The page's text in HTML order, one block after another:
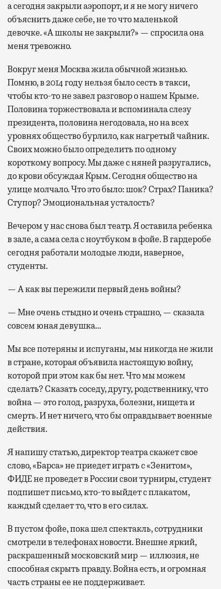
а сегодня закрыли аэропорт, и я не могу ничего
объяснить даже себе, не то что маленькой
девочке. «А школы не закрыли?» — спросила она
меня тревожно.
Вокруг меня Москва жила обычной жизнью.
Помню, в 2014 году нельзя было сесть в такси,
чтобы кто-то не завел разговор о нашем Крыме.
Половина торжествовала и вспоминала слезу
президента, половина негодовала, но на всех
уровнях общество бурлило, как нагретый чайник.
Своих можно было определить по одному
короткому вопросу. Мы даже с няней разругались,
до крови обсуждая Крым. Сегодня общество на
улице молчало. Что это было: шок? Страх? Паника?
Ступор? Эмоциональная усталость?
Вечером у нас снова был театр. Я оставила ребенка
в зале, а сама села с ноутбуком в фойе. В гардеробе
сегодня работали молодые люди, наверное,
студенты.
— А как вы пережили первый день войны?
— Мне очень стыдно и очень страшно, — сказала
совсем юная девушка…
Мы все потеряны и испуганы, мы никогда не жили
в стране, которая объявила настоящую войну,
которой при этом как бы нет. Что мы можем
сделать? Сказать соседу, другу, родственнику, что
война — это голод, разруха, болезни, нищета и
смерть. И нет ничего, что бы оправдывает военные
действия.
Я напишу статью, директор театра скажет свое
слово, «Барса» не приедет играть с «Зенитом»,
ФИДЕ не проведет в России свои турниры, студент
подпишет письмо, кто-то выйдет с плакатом,
каждый сделает то, что в его силах.
В пустом фойе, пока шел спектакль, сотрудники
смотрели в телефонах новости. Внешне яркий,
раскрашенный московский мир — иллюзия, не
способная скрыть правду. Война есть, и огромная
часть страны ее не поддерживает.